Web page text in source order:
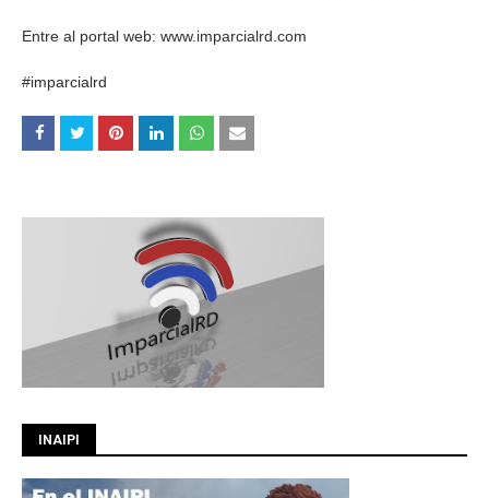
Entre al portal web: www.imparcialrd.com
#imparcialrd
INAIPI